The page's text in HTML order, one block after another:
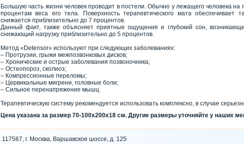
Большую часть жизни человек проводит в постели. Обычно у лежащего человека на
процентам веса его тела. Поверхность терапевтического мата обеспечивает
снижается приблизительно до 7 процентов.
Данный факт, также объясняет приятные ощущения и глубокий сон,
снижающий нагрузку приблизительно до 5 процентов.
Метод «Detensor» используют при следующих заболеваниях:
– Протрузии, грыжи межпозвонковых дисков;
– Хронические и острые заболевания позвоночника;
– Остеопороз, сколиоз;
– Компрессионные переломы;
– Цервикальные мигрени, головные боли;
– Сильное перенапряжение мышц.
Терапевтическую систему рекомендуется использовать комплексно, в случае
Цена указана за размер 70-100х200х18 см. Другие размеры уточняйте у наших
117587, г. Москва, Варшавское шоссе, д. 125